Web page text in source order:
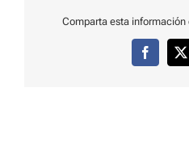
Comparta esta información
Facebook
X